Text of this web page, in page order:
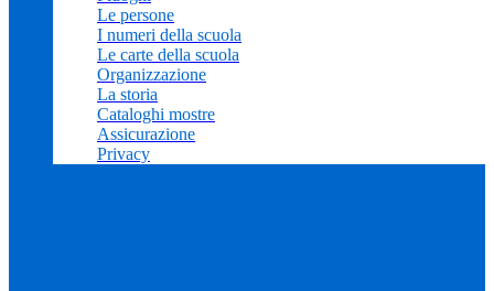
Le persone
I numeri della scuola
Le carte della scuola
Organizzazione
La storia
Cataloghi mostre
Assicurazione
Privacy